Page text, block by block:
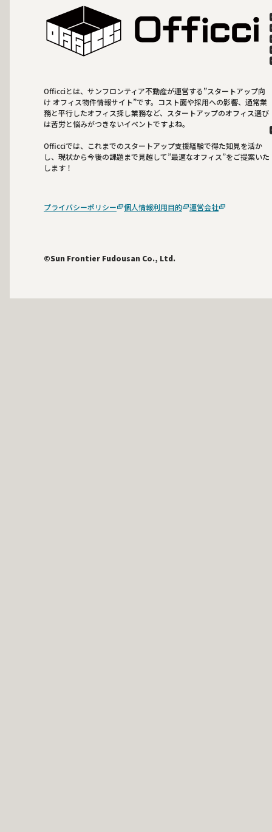
Officciとは、サンフロンティア不動産が運営する”スタートアップ向
け オフィス物件情報サイト”です。コスト面や採用への影響、通常業
務と平行したオフィス探し業務など、スタートアップのオフィス選び
は苦労と悩みがつきないイベントですよね。
Officciでは、これまでのスタートアップ支援経験で得た知見を活か
し、現状から今後の課題まで見越して”最適なオフィス”をご提案いた
します！
プライバシーポリシー 個人情報利用目的 運営会社
©Sun Frontier Fudousan Co., Ltd.